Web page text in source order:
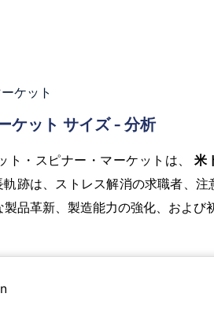
ケット
ケット サイズ - 分析
ト・スピナー・マーケットは、米
跡は、ストレス解消の求職者、
品革新、製造能力の強化、およ